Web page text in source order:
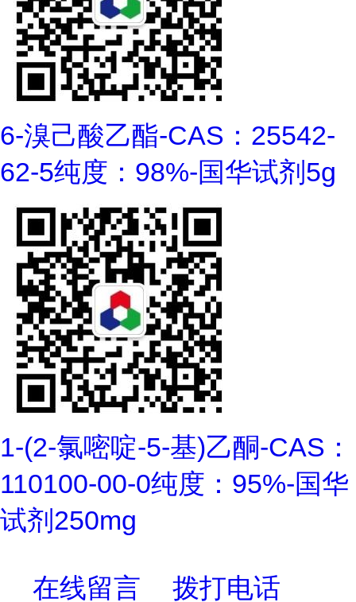
6-溴己酸乙酯-CAS：25542-
62-5纯度：98%-国华试剂5g
1-(2-氯嘧啶-5-基)乙酮-CAS：
110100-00-0纯度：95%-国华
试剂250mg
在线留言 拨打电话